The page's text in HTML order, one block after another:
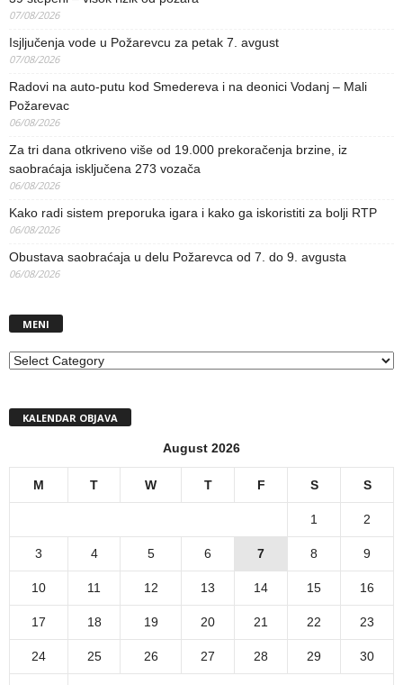
07/08/2026
Isjljučenja vode u Požarevcu za petak 7. avgust
07/08/2026
Radovi na auto-putu kod Smedereva i na deonici Vodanj – Mali
Požarevac
06/08/2026
Za tri dana otkriveno više od 19.000 prekoračenja brzine, iz
saobraćaja isključena 273 vozača
06/08/2026
Kako radi sistem preporuka igara i kako ga iskoristiti za bolji RTP
06/08/2026
Obustava saobraćaja u delu Požarevca od 7. do 9. avgusta
06/08/2026
MENI
MENI
KALENDAR OBJAVA
August 2026
M T W T F S S
1 2
3 4 5 6 7 8 9
10 11 12 13 14 15 16
17 18 19 20 21 22 23
24 25 26 27 28 29 30